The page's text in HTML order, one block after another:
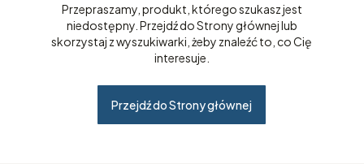
Przepraszamy, produkt, którego szukasz jest
niedostępny. Przejdź do Strony głównej lub
skorzystaj z wyszukiwarki, żeby znaleźć to, co Cię
interesuje.
Przejdź do Strony głównej